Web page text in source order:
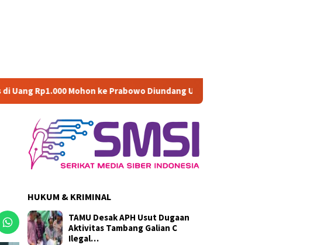
ke Prabowo Diundang Upacara HUT ke-81 RI di Istana
HUKUM & KRIMINAL
TAMU Desak APH Usut Dugaan
Aktivitas Tambang Galian C
Ilegal…